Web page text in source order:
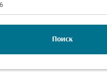
date-aria-label
Поиск